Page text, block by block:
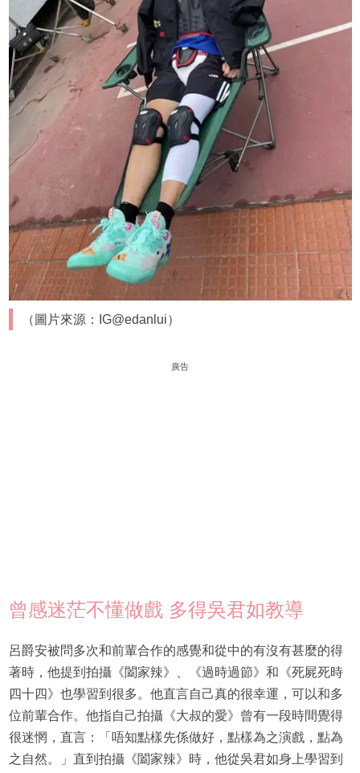
（圖片來源：IG@edanlui）
廣告
曾感迷茫不懂做戲 多得吳君如教導
呂爵安被問多次和前輩合作的感覺和從中的有沒有甚麼的得
著時，他提到拍攝《闔家辣》、《過時過節》和《死屍死時
四十四》也學習到很多。他直言自己真的很幸運，可以和多
位前輩合作。他指自己拍攝《大叔的愛》曾有一段時間覺得
很迷惘，直言：「唔知點樣先係做好，點樣為之演戲，點為
之自然。」直到拍攝《闔家辣》時，他從吳君如身上學習到